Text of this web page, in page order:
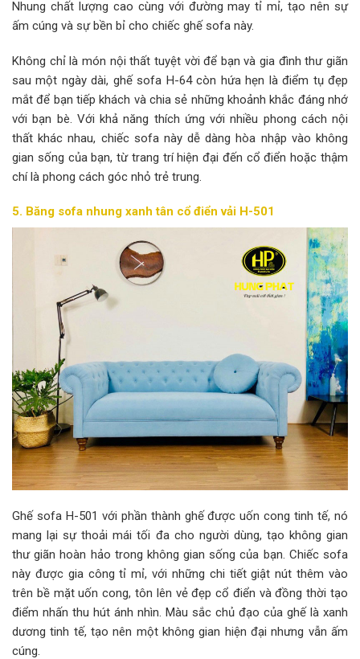
Nhung chất lượng cao cùng với đường may tỉ mỉ, tạo nên sự
ấm cúng và sự bền bỉ cho chiếc ghế sofa này.
Không chỉ là món nội thất tuyệt vời để bạn và gia đình thư giãn
sau một ngày dài, ghế sofa H-64 còn hứa hẹn là điểm tụ đẹp
mắt để bạn tiếp khách và chia sẻ những khoảnh khắc đáng nhớ
với bạn bè. Với khả năng thích ứng với nhiều phong cách nội
thất khác nhau, chiếc sofa này dễ dàng hòa nhập vào không
gian sống của bạn, từ trang trí hiện đại đến cổ điển hoặc thậm
chí là phong cách góc nhỏ trẻ trung.
5. Băng sofa nhung xanh tân cổ điển vải H-501
Ghế sofa H-501 với phần thành ghế được uốn cong tinh tế, nó
mang lại sự thoải mái tối đa cho người dùng, tạo không gian
thư giãn hoàn hảo trong không gian sống của bạn. Chiếc sofa
này được gia công tỉ mỉ, với những chi tiết giật nút thêm vào
trên bề mặt uốn cong, tôn lên vẻ đẹp cổ điển và đồng thời tạo
điểm nhấn thu hút ánh nhìn. Màu sắc chủ đạo của ghế là xanh
dương tinh tế, tạo nên một không gian hiện đại nhưng vẫn ấm
cúng.